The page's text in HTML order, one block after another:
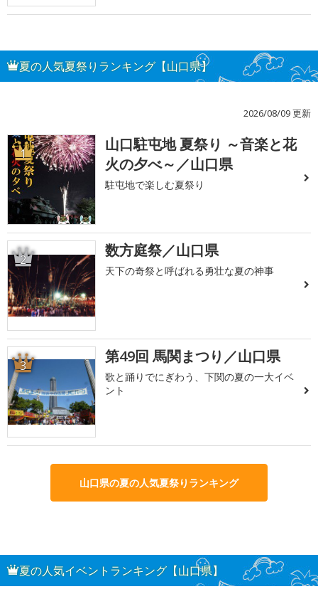
夏の人気夏祭りランキング【山口県】
2026/08/09 更新
1
山口駐屯地 夏祭り ～音楽と花
火の夕べ～／山口県
駐屯地で楽しむ夏祭り
2 数方庭祭／山口県
天下の奇祭と呼ばれる勇壮な夏の神事
3 第49回 馬関まつり／山口県
歌と踊りでにぎわう、下関の夏の一大イベ
ント
山口県の夏の人気夏祭りランキング
夏の人気イベントランキング【山口県】